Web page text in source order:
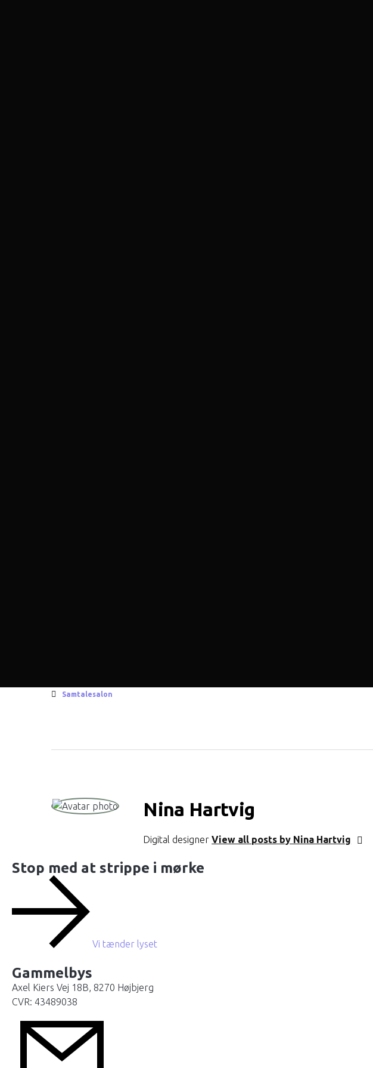
Samtalesalon
Nina Hartvig
Digital designerView all posts by Nina Hartvig
Stop med at strippe i mørke
Vi tænder lyset
Gammelbys
Axel Kiers Vej 18B, 8270 Højbjerg
CVR: 43489038